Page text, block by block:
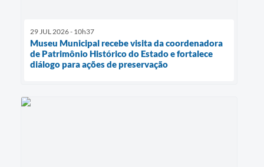
29 JUL 2026 - 10h37
Museu Municipal recebe visita da coordenadora
de Patrimônio Histórico do Estado e fortalece
diálogo para ações de preservação